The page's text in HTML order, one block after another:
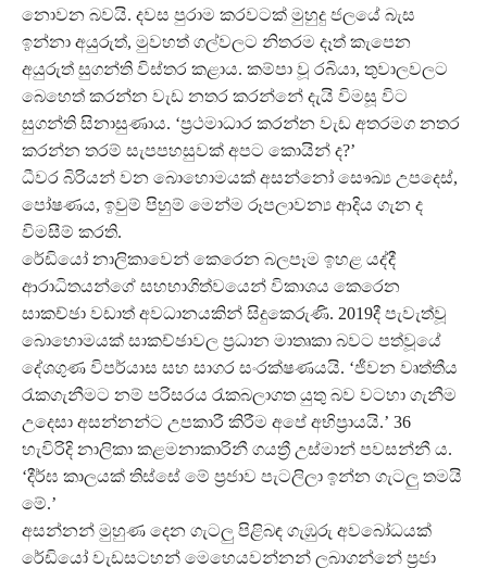
නොවන බවයි. දවස පුරාම කරවටක් මුහුදු ජලයේ බැස
ඉන්නා අයුරුත්, මුවහත් ගල්වලට නිතරම දෑත් කැපෙන
අයුරුත් සුගන්ති විස්තර කළාය. කම්පා වූ රබියා, තුවාලවලට
බෙහෙත් කරන්න වැඩ නතර කරන්නේ දැයි විමසූ විට
සුගන්ති සිනාසුණාය. ‘ප්‍රථමාධාර කරන්න වැඩ අතරමග නතර
කරන්න තරම් සැපපහසුවක් අපට කොයින් ද?’
ධීවර බිරියන් වන බොහොමයක් අසන්නෝ සෞඛ්‍ය උපදෙස්,
පෝෂණය, ඉවුම් පිහුම් මෙන්ම රූපලාවන්‍ය ආදිය ගැන ද
විමසීම් කරති.
රේඩියෝ නාලිකාවෙන් කෙරෙන බලපෑම ඉහළ යද්දී
ආරාධිතයන්ගේ සහභාගිත්වයෙන් විකාශය කෙරෙන
සාකච්ඡා වඩාත් අවධානයකින් සිදුකෙරුණි. 2019දී පැවැත්වූ
බොහොමයක් සාකච්ඡාවල ප්‍රධාන මාතෘකා බවට පත්වූයේ
දේශගුණ විපර්යාස සහ සාගර සංරක්ෂණයයි. ‘ජීවන වෘත්තීය
රැකගැනීමට නම් පරිසරය රැකබලාගත යුතු බව වටහා ගැනීම
උදෙසා අසන්නන්ට උපකාරී කිරීම අපේ අභිප්‍රායයි.’ 36
හැවිරිදි නාලිකා කළමනාකාරිනී ගයත්‍රී උස්මාන් පවසන්නී ය.
‘දීර්ඝ කාලයක් තිස්සේ මේ ප්‍රජාව පැටලිලා ඉන්න ගැටලු තමයි
මේ.’
අසන්නන් මුහුණ දෙන ගැටලු පිළිබඳ ගැඹුරු අවබෝධයක්
රේඩියෝ වැඩසටහන් මෙහෙයවන්නන් ලබාගන්නේ ප්‍රජා